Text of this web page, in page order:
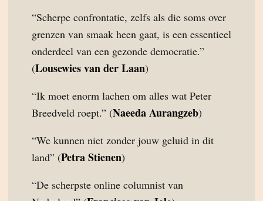
“Scherpe confrontatie, zelfs als die soms over
grenzen van smaak heen gaat, is een essentieel
onderdeel van een gezonde democratie.”
(Lousewies van der Laan)
“Ik moet enorm lachen om alles wat Peter
Breedveld roept.” (Naeeda Aurangzeb)
“We kunnen niet zonder jouw geluid in dit
land” (Petra Stienen)
“De scherpste online columnist van